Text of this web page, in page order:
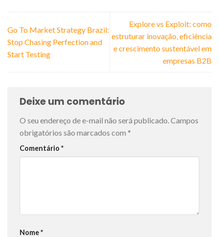
Go To Market Strategy Brazil:
Stop Chasing Perfection and
Start Testing
Explore vs Exploit: como
estruturar inovação, eficiência
e crescimento sustentável em
empresas B2B
Deixe um comentário
O seu endereço de e-mail não será publicado. Campos
obrigatórios são marcados com *
Comentário *
Nome*